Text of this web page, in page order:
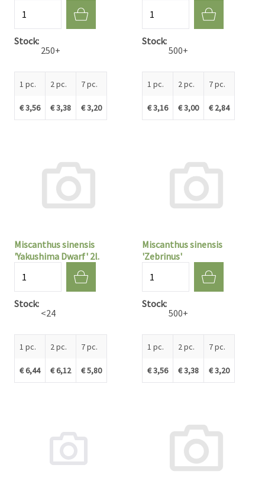
Stock
250+
1 pc.
€ 3,56
2 pc.
€ 3,38
7 pc.
€ 3,20
Stock
500+
1 pc.
€ 3,16
2 pc.
€ 3,00
7 pc.
€ 2,84
Miscanthus sinensis
'Yakushima Dwarf' 2l.
Stock
<24
1 pc.
€ 6,44
2 pc.
€ 6,12
7 pc.
€ 5,80
Miscanthus sinensis
'Zebrinus'
Stock
500+
1 pc.
€ 3,56
2 pc.
€ 3,38
7 pc.
€ 3,20